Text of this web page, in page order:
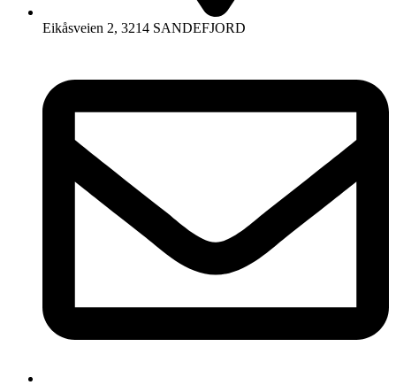
Eikåsveien 2, 3214 SANDEFJORD